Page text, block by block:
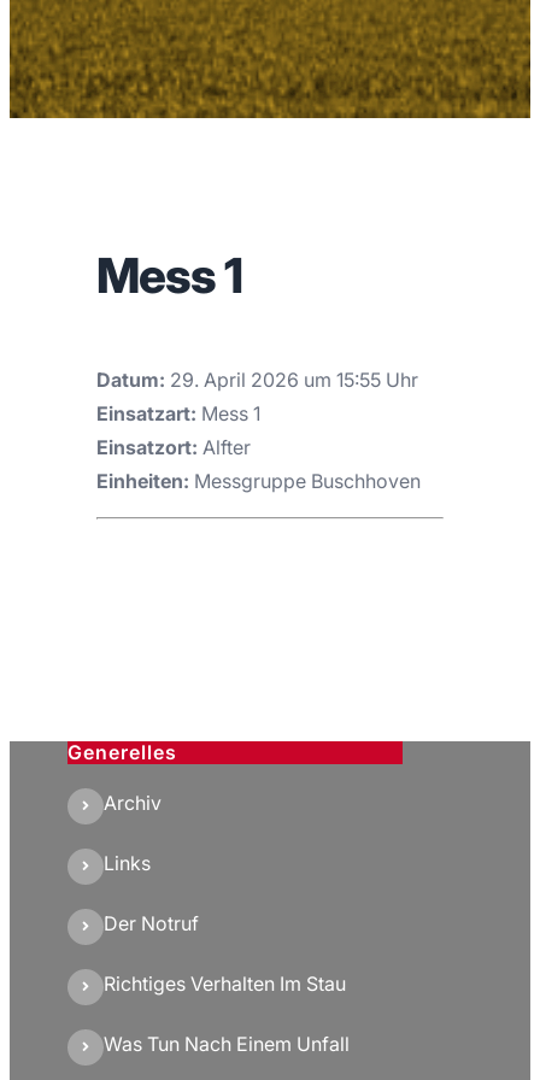
Mess 1
Datum: 29. April 2026 um 15:55 Uhr
Einsatzart: Mess 1
Einsatzort: Alfter
Einheiten: Messgruppe Buschhoven
Generelles
Archiv
Links
Der Notruf
Richtiges Verhalten Im Stau
Was Tun Nach Einem Unfall